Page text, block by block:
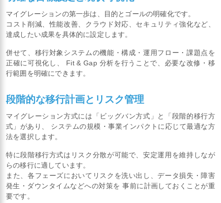
マイグレーションの第一歩は、目的とゴールの明確化です。
コスト削減、性能改善、クラウド対応、セキュリティ強化など、
達成したい成果を具体的に設定します。
併せて、移行対象システムの機能・構成・運用フロー・課題点を
正確に可視化し、 Fit & Gap 分析を行うことで、必要な改修・移
行範囲を明確にできます。
段階的な移行計画とリスク管理
マイグレーション方式には「ビッグバン方式」と「段階的移行方
式」があり、 システムの規模・事業インパクトに応じて最適な方
法を選択します。
特に段階移行方式はリスク分散が可能で、安定運用を維持しなが
らの移行に適しています。
また、各フェーズにおいてリスクを洗い出し、データ損失・障害
発生・ダウンタイムなどへの対策を 事前に計画しておくことが重
要です。